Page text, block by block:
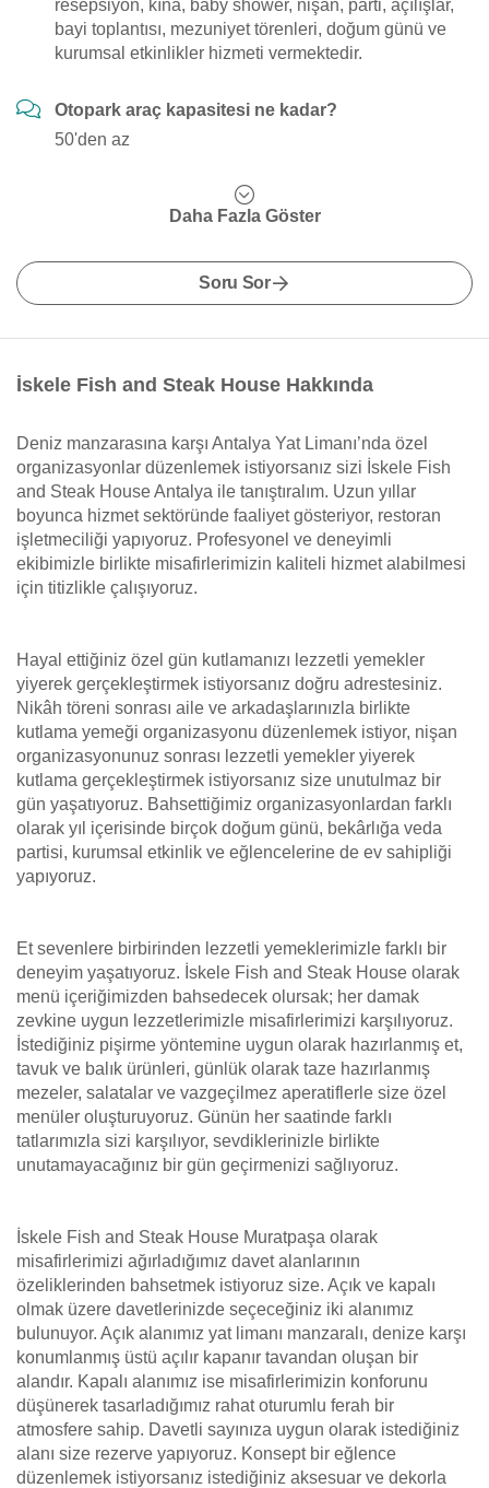
resepsiyon, kına, baby shower, nişan, parti, açılışlar,
bayi toplantısı, mezuniyet törenleri, doğum günü ve
kurumsal etkinlikler hizmeti vermektedir.
Otopark araç kapasitesi ne kadar?
50'den az
Daha Fazla Göster
Soru Sor
İskele Fish and Steak House Hakkında
Deniz manzarasına karşı Antalya Yat Limanı’nda özel
organizasyonlar düzenlemek istiyorsanız sizi İskele Fish
and Steak House Antalya ile tanıştıralım. Uzun yıllar
boyunca hizmet sektöründe faaliyet gösteriyor, restoran
işletmeciliği yapıyoruz. Profesyonel ve deneyimli
ekibimizle birlikte misafirlerimizin kaliteli hizmet alabilmesi
için titizlikle çalışıyoruz.
Hayal ettiğiniz özel gün kutlamanızı lezzetli yemekler
yiyerek gerçekleştirmek istiyorsanız doğru adrestesiniz.
Nikâh töreni sonrası aile ve arkadaşlarınızla birlikte
kutlama yemeği organizasyonu düzenlemek istiyor, nişan
organizasyonunuz sonrası lezzetli yemekler yiyerek
kutlama gerçekleştirmek istiyorsanız size unutulmaz bir
gün yaşatıyoruz. Bahsettiğimiz organizasyonlardan farklı
olarak yıl içerisinde birçok doğum günü, bekârlığa veda
partisi, kurumsal etkinlik ve eğlencelerine de ev sahipliği
yapıyoruz.
Et sevenlere birbirinden lezzetli yemeklerimizle farklı bir
deneyim yaşatıyoruz. İskele Fish and Steak House olarak
menü içeriğimizden bahsedecek olursak; her damak
zevkine uygun lezzetlerimizle misafirlerimizi karşılıyoruz.
İstediğiniz pişirme yöntemine uygun olarak hazırlanmış et,
tavuk ve balık ürünleri, günlük olarak taze hazırlanmış
mezeler, salatalar ve vazgeçilmez aperatiflerle size özel
menüler oluşturuyoruz. Günün her saatinde farklı
tatlarımızla sizi karşılıyor, sevdiklerinizle birlikte
unutamayacağınız bir gün geçirmenizi sağlıyoruz.
İskele Fish and Steak House Muratpaşa olarak
misafirlerimizi ağırladığımız davet alanlarının
özeliklerinden bahsetmek istiyoruz size. Açık ve kapalı
olmak üzere davetlerinizde seçeceğiniz iki alanımız
bulunuyor. Açık alanımız yat limanı manzaralı, denize karşı
konumlanmış üstü açılır kapanır tavandan oluşan bir
alandır. Kapalı alanımız ise misafirlerimizin konforunu
düşünerek tasarladığımız rahat oturumlu ferah bir
atmosfere sahip. Davetli sayınıza uygun olarak istediğiniz
alanı size rezerve yapıyoruz. Konsept bir eğlence
düzenlemek istiyorsanız istediğiniz aksesuar ve dekorla